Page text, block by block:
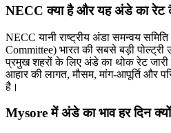
NECC क्या है और यह अंडे का रेट
NECC यानी राष्ट्रीय अंडा समन्वय
Committee) भारत की सबसे बड़ी
प्रमुख शहरों के लिए अंडे का थोक रेट
आहार की लागत, मौसम, मांग-आपूर्ति और
है।
Mysore में अंडे का भाव हर दिन